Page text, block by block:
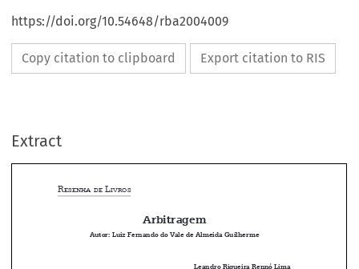
https://doi.org/10.54648/rba2004009
Copy citation to clipboard Export citation to RIS
Extract
    


